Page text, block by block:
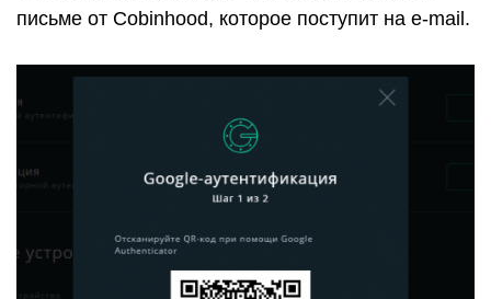
письме от Cobinhood, которое поступит на e-mail.